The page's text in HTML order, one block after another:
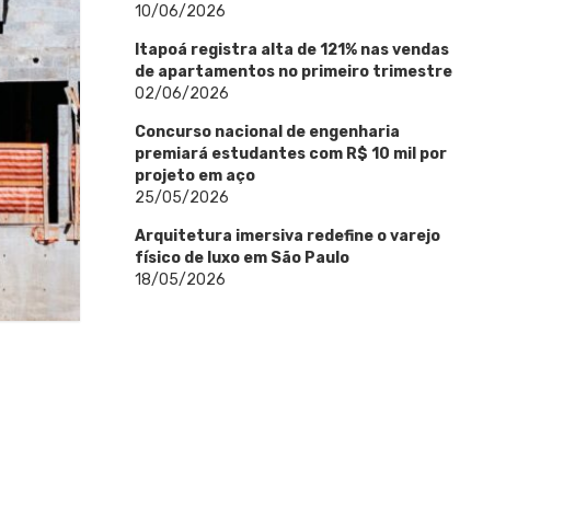
10/06/2026
Itapoá registra alta de 121% nas vendas
de apartamentos no primeiro trimestre
02/06/2026
Concurso nacional de engenharia
premiará estudantes com R$ 10 mil por
projeto em aço
25/05/2026
Arquitetura imersiva redefine o varejo
físico de luxo em São Paulo
18/05/2026